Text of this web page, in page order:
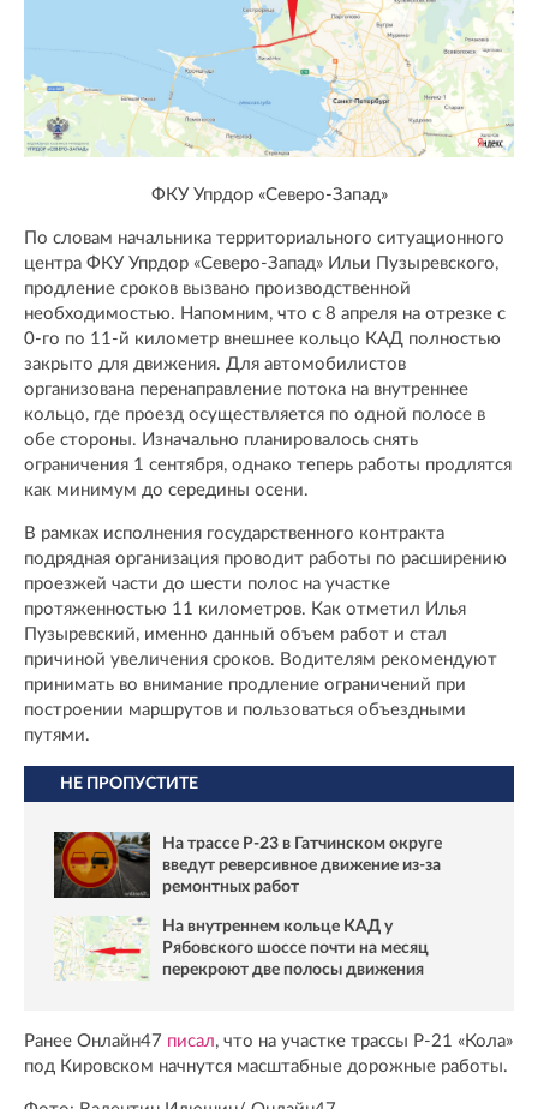
ФКУ Упрдор «Северо-Запад»
По словам начальника территориального ситуационного
центра ФКУ Упрдор «Северо-Запад» Ильи Пузыревского,
продление сроков вызвано производственной
необходимостью. Напомним, что с 8 апреля на отрезке с
0-го по 11-й километр внешнее кольцо КАД полностью
закрыто для движения. Для автомобилистов
организована перенаправление потока на внутреннее
кольцо, где проезд осуществляется по одной полосе в
обе стороны. Изначально планировалось снять
ограничения 1 сентября, однако теперь работы продлятся
как минимум до середины осени.
В рамках исполнения государственного контракта
подрядная организация проводит работы по расширению
проезжей части до шести полос на участке
протяженностью 11 километров. Как отметил Илья
Пузыревский, именно данный объем работ и стал
причиной увеличения сроков. Водителям рекомендуют
принимать во внимание продление ограничений при
построении маршрутов и пользоваться объездными
путями.
НЕ ПРОПУСТИТЕ
На трассе Р-23 в Гатчинском округе
введут реверсивное движение из-за
ремонтных работ
На внутреннем кольце КАД у
Рябовского шоссе почти на месяц
перекроют две полосы движения
Ранее Онлайн47 писал, что на участке трассы Р-21 «Кола»
под Кировском начнутся масштабные дорожные работы.